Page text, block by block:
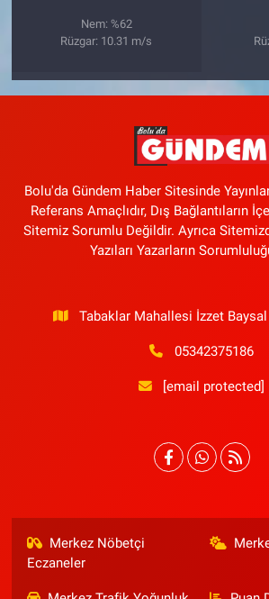
Nem: %62
Rüzgar: 10.31 m/s
Bolu'da Gündem Haber Sitesinde
Referans Amaçlıdır, Dış Bağlantıların
Sitemiz Sorumlu Değildir. Ayrıca
Yazıları Yazarların
Tabaklar Mahallesi İzzet
05342375186
[email protected]
Merkez Nöbetçi
Eczaneler